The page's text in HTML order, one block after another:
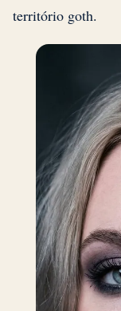
território goth.